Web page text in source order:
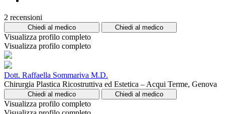
2 recensioni
Chiedi al medico Chiedi al medico
Visualizza profilo completo
Visualizza profilo completo
Dott. Raffaella Sommariva M.D.
Chirurgia Plastica Ricostruttiva ed Estetica – Acqui Terme, Genova
Chiedi al medico Chiedi al medico
Visualizza profilo completo